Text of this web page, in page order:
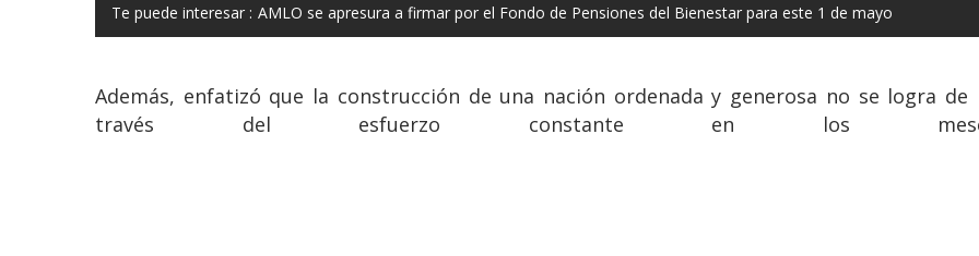
Te puede interesar : AMLO se apresura a firmar por el Fondo de Pensiones del Bienestar para este 1 de mayo
Además, enfatizó que la construcción de una nación ordenada y generosa no se logra
través del esfuerzo constante en los